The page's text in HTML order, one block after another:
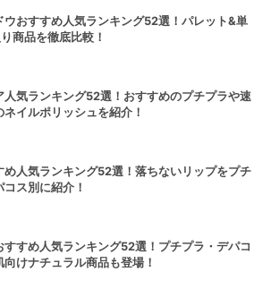
ウおすすめ人気ランキング52選！パレット&単
商品を徹底比較！
人気ランキング52選！おすすめのプチプラや速
イルポリッシュを紹介！
め人気ランキング52選！落ちないリップをプチ
ス別に紹介！
すすめ人気ランキング52選！プチプラ・デパコ
向けナチュラル商品も登場！